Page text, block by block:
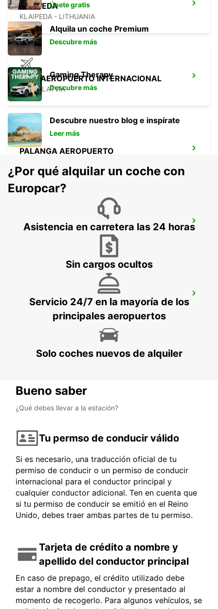
KLAIPEDA
KLAIPEDA - LITHUANIA
RIGA AEROPUERTO INTERNACIONAL
RIGA - LATVIA
PALANGA AEROPUERTO
RIGA
LIEPAJA AEROPUERTO
LIEPAJA - LATVIA
Únete gratis
Alquila un coche Premium
Descubre más
Gaming Therapy
Descubre más
Descubre nuestro blog e inspírate
Leer más
¿Por qué alquilar un coche con
Europcar?
Asistencia en carretera las 24 horas
Sin cargos ocultos
Servicio 24/7 en la mayoría de los
principales aeropuertos
Solo coches nuevos de alquiler
Bueno saber
¿Qué debes llevar a la estación?
Tu permso de conducir válido
Si es necesario, una traducción oficial de tu
permiso de conducir o un permiso de conducir
internacional para el conductor principal y
cualquier conductor adicional. Ten en cuenta que
si tu permiso de conducir se emitió en el Reino
Unido, debes traer ambas partes de tu permiso.
Tarjeta de crédito a nombre y
apellido del conductor principal
En caso de prepago, el crédito utilizado debe
estar a nombre del conductor y presentado al
momento de recogerlo. Para algunos vehículos, se